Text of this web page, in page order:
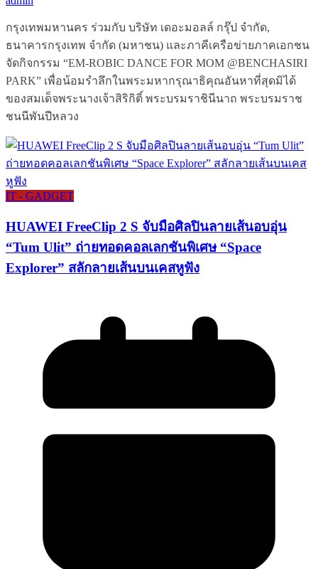
กรุงเทพมหานคร ร่วมกับ บริษัท เดอะมอลล์ กรุ๊ป จำกัด,
ธนาคารกรุงเทพ จำกัด (มหาชน) และภาคีเครือข่ายภาคเอกชน
จัดกิจกรรม “EM-ROBIC DANCE FOR MOM @BENCHASIRI
PARK” เพื่อน้อมรำลึกในพระมหากรุณาธิคุณอันหาที่สุดมิได้
ของสมเด็จพระนางเจ้าสิริกิติ์ พระบรมราชินีนาถ พระบรมราช
ชนนีพันปีหลวง
IT - GADGET
HUAWEI FreeClip 2 S จับมือศิลปินลายเส้นอบอุ่น
“Tum Ulit” ถ่ายทอดคอลเลกชันพิเศษ “Space
Explorer” สลักลายเส้นบนเคสหูฟัง